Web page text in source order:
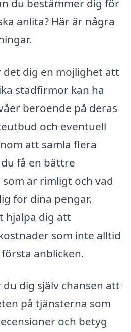
du bestämmer dig för
anlita? Här är några
det dig en möjlighet att
städfirmor kan ha
beroende på deras
och eventuell
att samla flera
få en bättre
är rimligt och vad
för dina pengar.
hjälpa dig att
som inte alltid
anblicken.
dig själv chansen att
på tjänsterna som
och betyg